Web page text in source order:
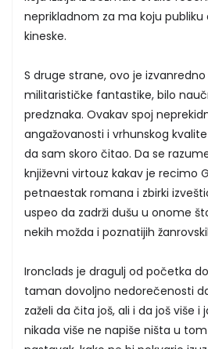
neprikladnom za ma koju
kineske.
S druge strane, ovo je
militarističke fantastike, bilo
predznaka. Ovakav spoj
angažovanosti i vrhunskog
da sam skoro čitao. Da se
književni virtouz kakav je recimo
petnaestak romana i zbirki
uspeo da zadrži dušu u onome
nekih možda i poznatijih
Ironclads je dragulj od početka
taman dovoljno nedorečenosti
zaželi da čita još, ali i da još više i
nikada više ne napiše ništa u